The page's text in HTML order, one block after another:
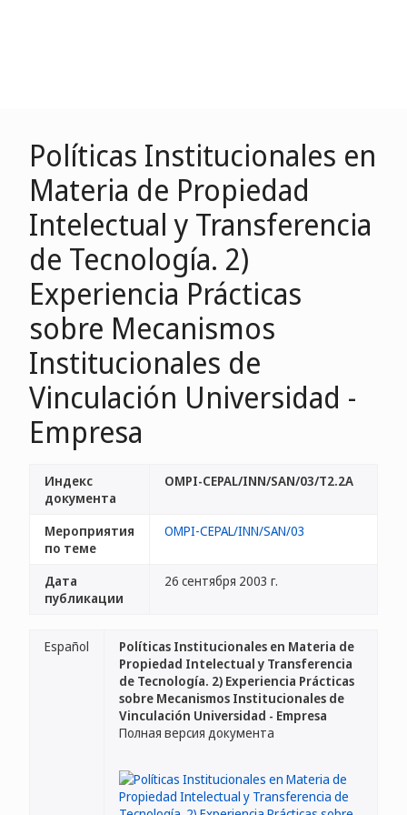
Políticas Institucionales en
Materia de Propiedad
Intelectual y Transferencia
de Tecnología. 2)
Experiencia Prácticas
sobre Mecanismos
Institucionales de
Vinculación Universidad -
Empresa
Индекс
документа
OMPI-CEPAL/INN/SAN/03/T2.2A
Мероприятия
по теме
OMPI-CEPAL/INN/SAN/03
Дата
публикации
26 сентября 2003 г.
Español
Políticas Institucionales en Materia de
Propiedad Intelectual y Transferencia
de Tecnología. 2) Experiencia Prácticas
sobre Mecanismos Institucionales de
Vinculación Universidad - Empresa
Полная версия документа